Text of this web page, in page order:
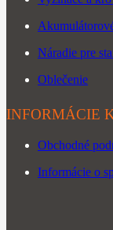
Náradie pre
Oblečenie
INFORMÁCIE
Obchodné
Informácie o